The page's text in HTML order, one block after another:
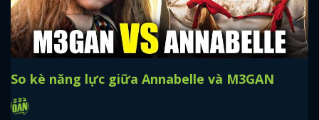
So kè năng lực giữa Annabelle và M3GAN